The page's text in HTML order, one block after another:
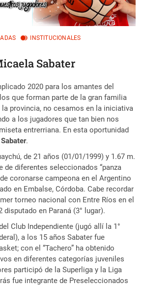
INSTITUCIONALES
Sabater
2020 para los amantes del
que forman parte de la gran familia
provincia, no cesamos en la iniciativa
a los jugadores que tan bien nos
entrerriana. En esta oportunidad
.
de 21 años (01/01/1999) y 1.67 m.
de diferentes seleccionados “panza
coronarse campeona en el Argentino
en Embalse, Córdoba. Cabe recordar
torneo nacional con Entre Ríos en el
disputado en Paraná (3° lugar).
Club Independiente (jugó allí la 1°
a los 15 años Sabater fue
con el “Tachero” ha obtenido
en diferentes categorías juveniles
participó de la Superliga y la Liga
fue integrante de Preseleccionados